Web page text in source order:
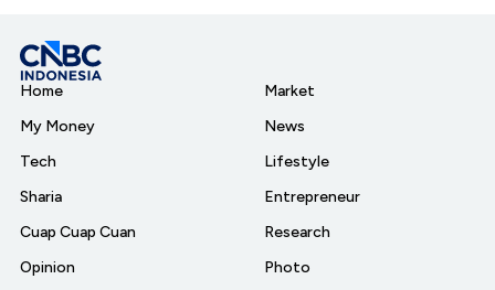
Home
My Money
Tech
Sharia
Cuap Cuap Cuan
Opinion
Market
News
Lifestyle
Entrepreneur
Research
Photo